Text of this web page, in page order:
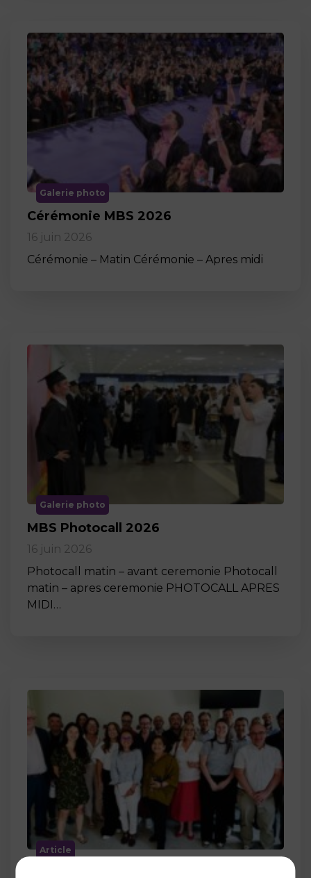
Galerie photo
Cérémonie MBS 2026
16 juin 2026
Cérémonie – Matin Cérémonie – Apres midi
Galerie photo
MBS Photocall 2026
16 juin 2026
Photocall matin – avant ceremonie Photocall
matin – apres ceremonie PHOTOCALL APRES
MIDI…
Article